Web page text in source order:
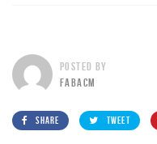
POSTED BY
FABACM
SHARE TWEET